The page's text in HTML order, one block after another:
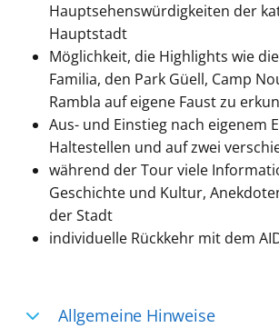
Hauptsehenswürdigkeiten der
Hauptstadt
Möglichkeit, die Highlights wie
Familia, den Park Güell, Camp
Rambla auf eigene Faust zu
Aus- und Einstieg nach eigenem
Haltestellen und auf zwei
während der Tour viele
Geschichte und Kultur,
der Stadt
individuelle Rückkehr mit dem
Allgemeine Hinweise